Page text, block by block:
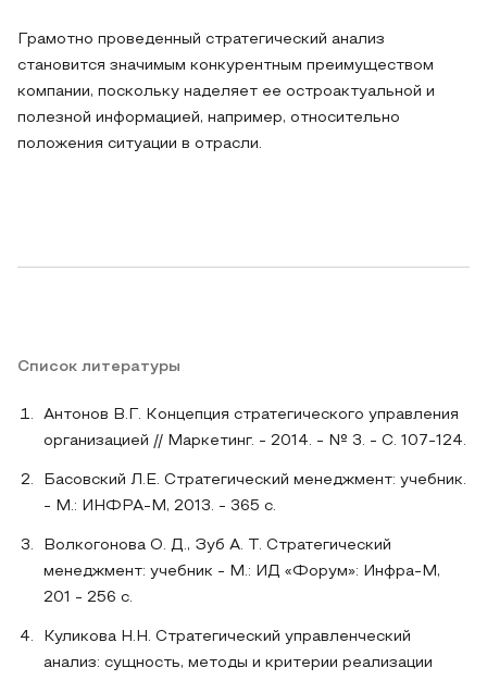
Грамотно проведенный стратегический анализ
становится значимым конкурентным преимуществом
компании, поскольку наделяет ее остроактуальной и
полезной информацией, например, относительно
положения ситуации в отрасли.
Список литературы
Антонов В.Г. Концепция стратегического управления
организацией // Маркетинг. - 2014. - № 3. - С. 107-124.
Басовский Л.Е. Стратегический менеджмент: учебник.
- М.: ИНФРА-М, 2013. - 365 с.
Волкогонова О. Д., Зуб А. Т. Стратегический
менеджмент: учебник - М.: ИД «Форум»: Инфра-М,
201 - 256 с.
Куликова Н.Н. Стратегический управленческий
анализ: сущность, методы и критерии реализации